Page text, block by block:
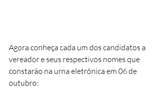
Agora conheça cada um dos candidatos a
vereador e seus respectivos nomes que
constarão na urna eletrônica em 06 de
outubro: